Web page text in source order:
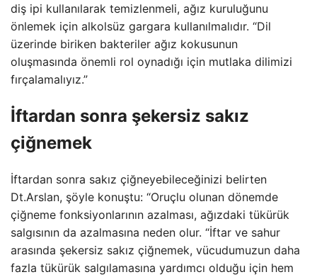
diş ipi kullanılarak temizlenmeli, ağız kuruluğunu
önlemek için alkolsüz gargara kullanılmalıdır. “Dil
üzerinde biriken bakteriler ağız kokusunun
oluşmasında önemli rol oynadığı için mutlaka dilimizi
fırçalamalıyız.”
İftardan sonra şekersiz sakız
çiğnemek
İftardan sonra sakız çiğneyebileceğinizi belirten
Dt.Arslan, şöyle konuştu: “Oruçlu olunan dönemde
çiğneme fonksiyonlarının azalması, ağızdaki tükürük
salgısının da azalmasına neden olur. “İftar ve sahur
arasında şekersiz sakız çiğnemek, vücudumuzun daha
fazla tükürük salgılamasına yardımcı olduğu için hem